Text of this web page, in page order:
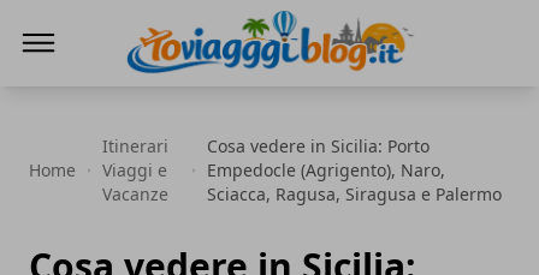
Home
Itinerari
Viaggi e
Vacanze
Cosa vedere in Sicilia: Porto
Empedocle (Agrigento), Naro,
Sciacca, Ragusa, Siragusa e Palermo